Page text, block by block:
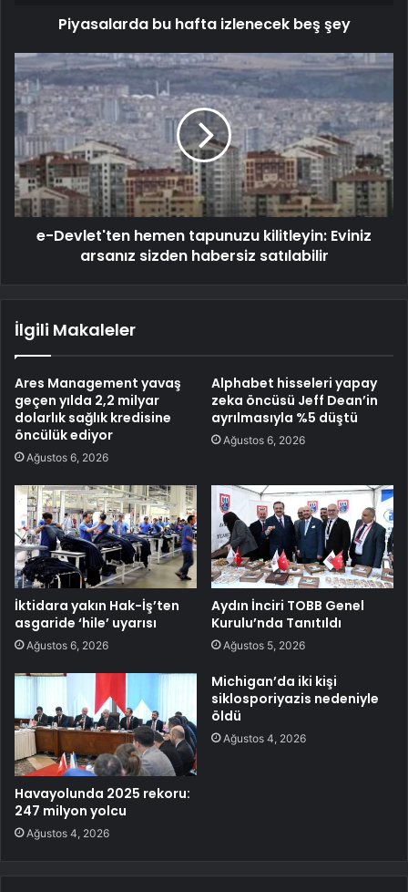
Piyasalarda bu hafta izlenecek beş şey
e-Devlet'ten hemen tapunuzu kilitleyin: Eviniz
arsanız sizden habersiz satılabilir
İlgili Makaleler
Ares Management yavaş
geçen yılda 2,2 milyar
dolarlık sağlık kredisine
öncülük ediyor
Ağustos 6, 2026
Alphabet hisseleri yapay
zeka öncüsü Jeff Dean’in
ayrılmasıyla %5 düştü
Ağustos 6, 2026
İktidara yakın Hak-İş’ten
asgaride ‘hile’ uyarısı
Ağustos 6, 2026
Aydın İnciri TOBB Genel
Kurulu’nda Tanıtıldı
Ağustos 5, 2026
Havayolunda 2025 rekoru:
247 milyon yolcu
Ağustos 4, 2026
Michigan’da iki kişi
siklosporiyazis nedeniyle
öldü
Ağustos 4, 2026